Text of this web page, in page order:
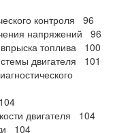
контроля 96
напряжений 96
топлива 100
двигателя 101
двигателя 104
104